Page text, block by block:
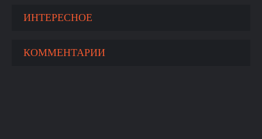
ИНТЕРЕСНОЕ
КОММЕНТАРИИ